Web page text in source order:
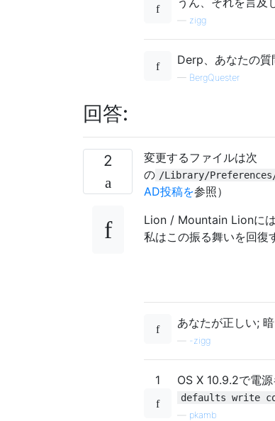
zigg
Derp、あなたの
— BergQuester
回答:
2
変更するファイルは次
の /Library/Preferences/
AD投稿を参照）
Lion / Mountain Lionに
私はこの振る舞いを回復
あなたが正しい; 暗
-zigg
1 OS X 10.9.2で電
defaults write
pkamb